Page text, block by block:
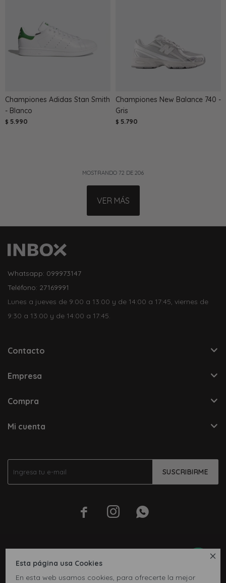

Esta página usa Cookies
En esta web usamos cookies, para ofrecerte la mejor
Championes Adidas Stan Smith
- Blanco
$ 5.990
Championes New Balance 740 -
Gris
$ 5.790
MOSTRANDO 72 DE 206
VER MÁS
SUSCRIBIRME
  
Whatsapp: 099973147
Teléfono: 27169991
Lunes a jueves de 9:00 a 13:00 y de 14:00 a 17:45, viernes de
9:30 a 13:00 y de 14:00 a 17:45.
Contacto
Empresa
Compra
Mi cuenta